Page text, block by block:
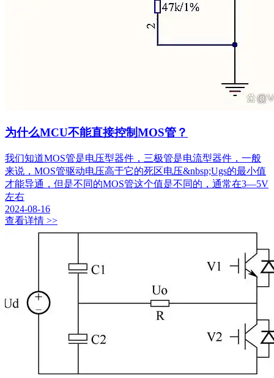
为什么MCU不能直接控制MOS管？
我们知道MOS管是电压型器件，三极管是电流型器件，一般
来说，MOS管驱动电压高于它的死区电压&nbsp;Ugs的最小值
才能导通，但是不同的MOS管这个值是不同的，通常在3—5V
左右
2024-08-16
查看详情 >>